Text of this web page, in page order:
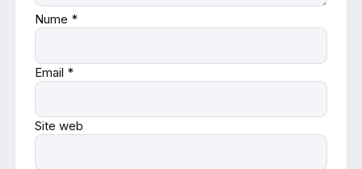
Nume *
Email *
Site web